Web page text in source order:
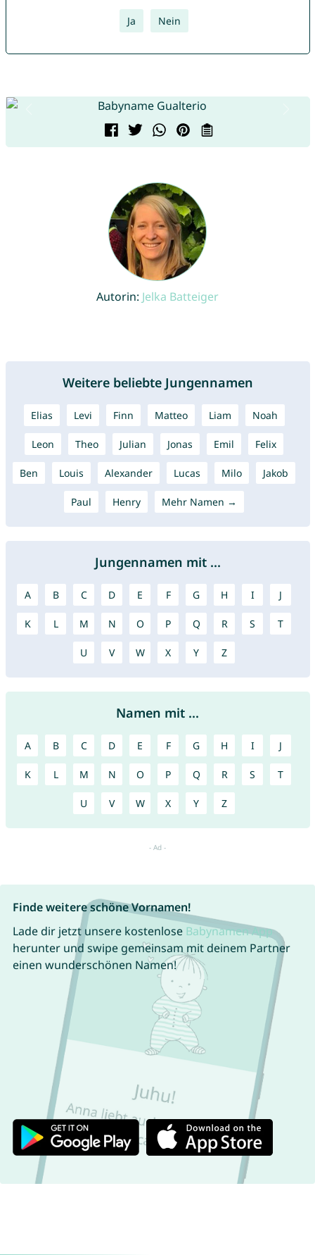
Ja Nein
Autorin: Jelka Batteiger
Weitere beliebte Jungennamen
Elias Levi Finn Matteo Liam Noah
Leon Theo Julian Jonas Emil Felix
Ben Louis Alexander Lucas Milo Jakob
Paul Henry Mehr Namen →
Jungennamen mit ...
A B C D E F G H I J
K L M N O P Q R S T
U V W X Y Z
Namen mit ...
A B C D E F G H I J
K L M N O P Q R S T
U V W X Y Z
Finde weitere schöne Vornamen!
Lade dir jetzt unsere kostenlose Babynamen App
herunter und swipe gemeinsam mit deinem Partner
einen wunderschönen Namen!